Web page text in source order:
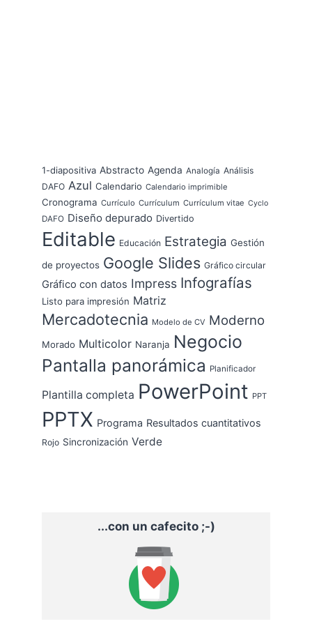
1-diapositiva Abstracto Agenda Analogía Análisis
DAFO Azul Calendario Calendario imprimible
Cronograma Currículo Currículum Currículum vitae Cyclo
DAFO Diseño depurado Divertido
Editable Educación Estrategia Gestión
de proyectos Google Slides Gráfico circular
Gráfico con datos Impress Infografías
Listo para impresión Matriz
Mercadotecnia Modelo de CV Moderno
Morado Multicolor Naranja Negocio
Pantalla panorámica Planificador
Plantilla completa PowerPoint PPT
PPTX Programa Resultados cuantitativos
Rojo Sincronización Verde
...con un cafecito ;-)